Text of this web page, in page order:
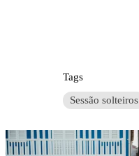
Tags
Sessão solteiros